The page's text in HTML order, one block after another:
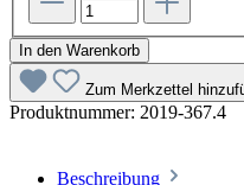
In den Warenkorb
Zum Merkzettel
Produktnummer: 2019-367.4
Beschreibung